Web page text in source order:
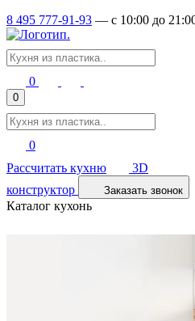
8 495 777-91-93 — c 10:00 до
0
0
0
Рассчитать кухню
3D
конструктор
Заказать звонок
Каталог кухонь